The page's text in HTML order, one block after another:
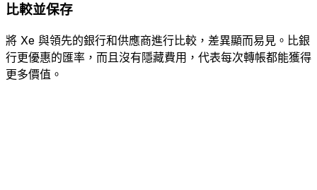
比較並保存
將 Xe 與領先的銀行和供應商進行比較，差異顯而易見。比銀
行更優惠的匯率，而且沒有隱藏費用，代表每次轉帳都能獲得
更多價值。